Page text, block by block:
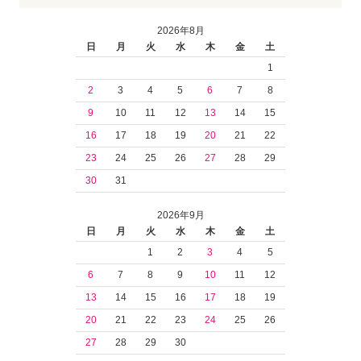
2026年8月
日
月 火 水 木 金
土
1
2
3 4 5 6 7
8
9
10 11 12 13 14
15
16
17 18 19 20 21
22
23
24 25 26 27 28
29
30
31
2026年9月
日
月 火 水 木 金
土
1
2 3 4
5
6
7 8 9 10 11
12
13
14 15 16 17 18
19
20
21 22 23 24 25
26
27
28 29 30